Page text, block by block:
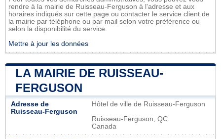
rendre à la mairie de Ruisseau-Ferguson à l'adresse et aux
horaires indiqués sur cette page ou contacter le service client de
la mairie par téléphone ou par mail selon votre préférence ou
selon la disponibilité du service.
Mettre à jour les données
LA MAIRIE DE RUISSEAU-
FERGUSON
Adresse de
Ruisseau-Ferguson
Hôtel de ville de Ruisseau-Ferguson
Ruisseau-Ferguson, QC
Canada